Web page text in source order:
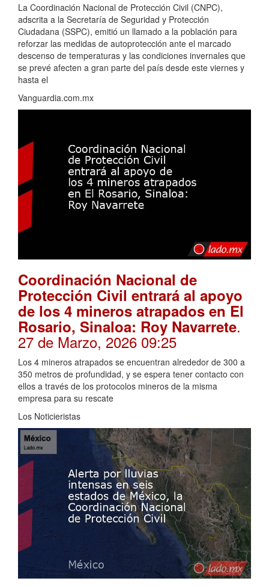
La Coordinación Nacional de Protección Civil (CNPC),
adscrita a la Secretaría de Seguridad y Protección
Ciudadana (SSPC), emitió un llamado a la población para
reforzar las medidas de autoprotección ante el marcado
descenso de temperaturas y las condiciones invernales que
se prevé afecten a gran parte del país desde este viernes y
hasta el
Vanguardia.com.mx
Coordinación Nacional de
Protección Civil entrará al apoyo
de los 4 mineros atrapados en El
Rosario, Sinaloa: Roy Navarrete.
27 de Marzo, 2026 09:25
Los 4 mineros atrapados se encuentran alrededor de 300 a
350 metros de profundidad, y se espera tener contacto con
ellos a través de los protocolos mineros de la misma
empresa para su rescate
Los Noticieristas